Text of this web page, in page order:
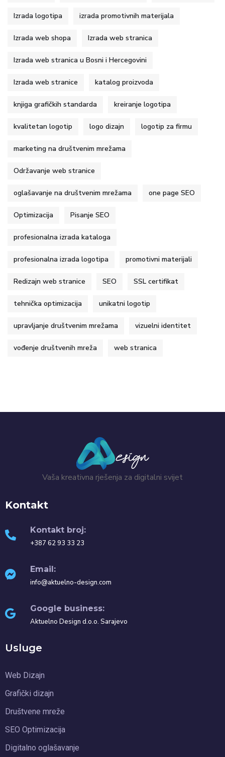
Izrada logotipa izrada promotivnih materijala
Izrada web shopa Izrada web stranica
Izrada web stranica u Bosni i Hercegovini
Izrada web stranice katalog proizvoda
knjiga grafičkih standarda kreiranje logotipa
kvalitetan logotip logo dizajn logotip za firmu
marketing na društvenim mrežama
Održavanje web stranice
oglašavanje na društvenim mrežama one page SEO
Optimizacija Pisanje SEO
profesionalna izrada kataloga
profesionalna izrada logotipa promotivni materijali
Redizajn web stranice SEO SSL certifikat
tehnička optimizacija unikatni logotip
upravljanje društvenim mrežama vizuelni identitet
vođenje društvenih mreža web stranica
Vaša kreativna rješenja za digitalni svijet
Kontakt
Kontakt broj:
+387 62 93 33 23
Email:
info@aktuelno-design.com
Google business:
Aktuelno Design d.o.o. Sarajevo
Usluge
Web Dizajn
Grafički dizajn
Društvene mreže
SEO Optimizacija
Digitalno oglašavanje